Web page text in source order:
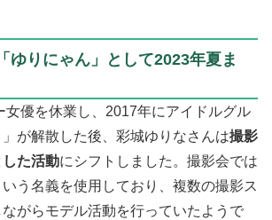
ゆりにゃん」として2023年夏ま
女優を休業し、2017年にアイドルグル
が解散した後、彩城ゆりなさんは撮影
た活動にシフトしました。撮影会では
いう名義を使用しており、複数の撮影ス
がらモデル活動を行っていたようで